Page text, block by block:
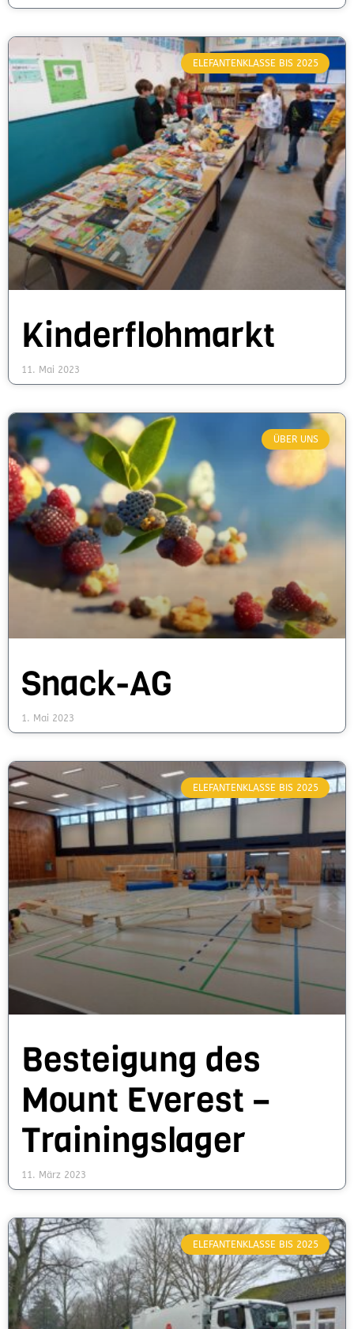
ELEFANTENKLASSE BIS 2025
Kinderflohmarkt
11. Mai 2023
ÜBER UNS
Snack-AG
1. Mai 2023
ELEFANTENKLASSE BIS 2025
Besteigung des
Mount Everest –
Trainingslager
11. März 2023
ELEFANTENKLASSE BIS 2025